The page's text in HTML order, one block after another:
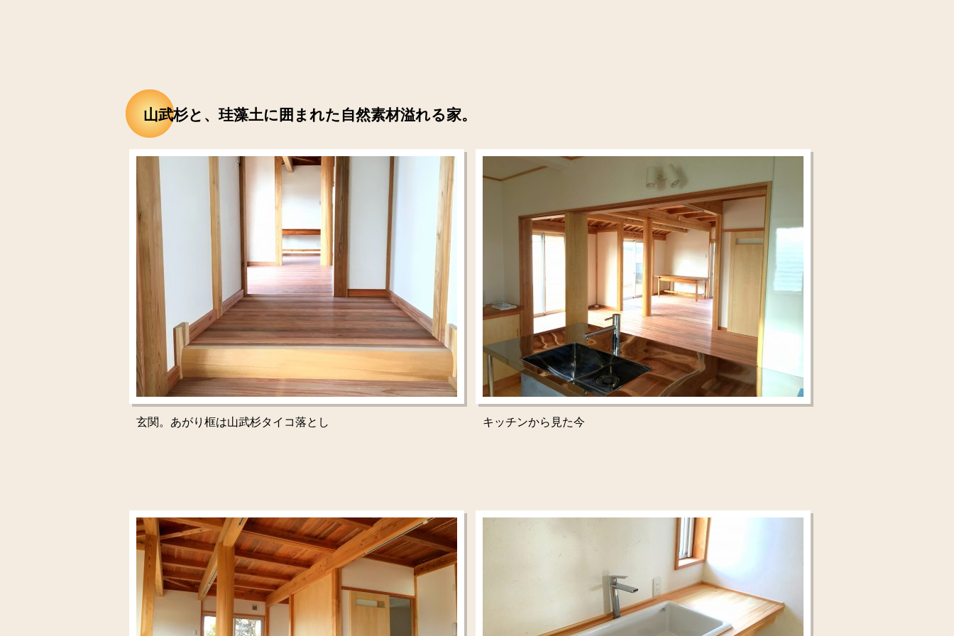
山武杉と、珪藻土に囲まれた自然素材溢れる家。
玄関。あがり框は山武杉タイコ落とし キッチンから見た今